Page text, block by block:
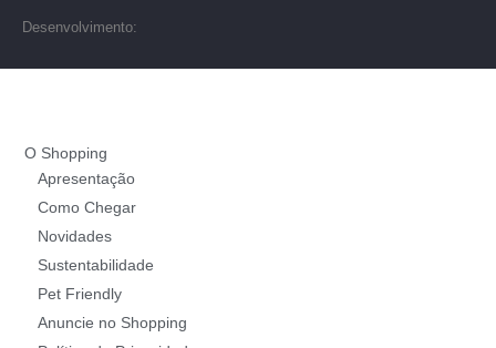
Desenvolvimento:
O Shopping
Apresentação
Como Chegar
Novidades
Sustentabilidade
Pet Friendly
Anuncie no Shopping